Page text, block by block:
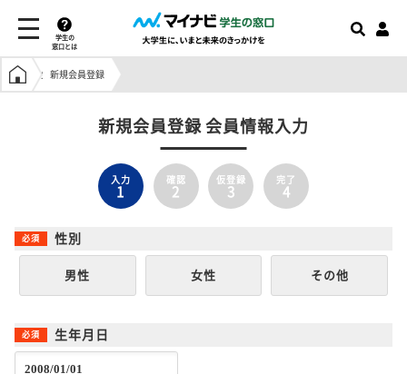
学生の
窓口とは
学生の窓口トップ
新規会員登録
新規会員登録 会員情報入力
入力
1
確認
2
仮登録
3
完了
4
性別
男性 女性 その他
生年月日